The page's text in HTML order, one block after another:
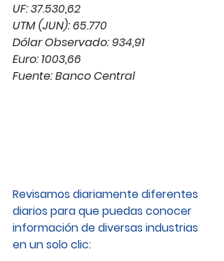
UF: 37.530,62
UTM (JUN): 65.770
Dólar Observado: 934,91
Euro: 1003,66
Fuente: Banco Central
Revisamos diariamente diferentes
diarios para que puedas conocer
información de diversas industrias
en un solo clic: